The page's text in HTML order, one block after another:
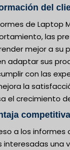
del
de Laptop
las
mejor a su
adaptar sus
con las
la
el crecimiento
a los
interesadas una